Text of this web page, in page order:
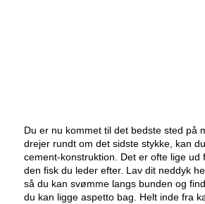
Du er nu kommet til det bedste sted på
drejer rundt om det sidste stykke, kan
cement-konstruktion. Det er ofte lige ud
den fisk du leder efter. Lav dit neddyk
så du kan svømme langs bunden og
du kan ligge aspetto bag. Helt inde fra